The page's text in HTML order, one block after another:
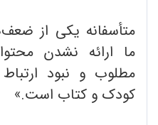
متأسفانه یکی از
ما ارائه ‌نشدن
مطلوب و نبود
کودک و کتاب است.»